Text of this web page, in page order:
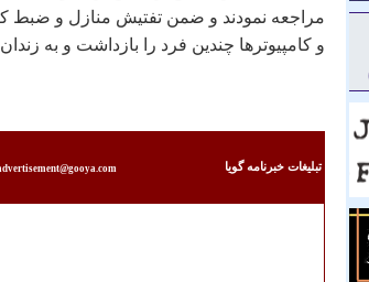
مراجعه نمودند و ضمن تفتيش منازل و ضبط
و کامپيوترها چندين فرد را بازداشت و به
تبليغات خبرنامه گويا